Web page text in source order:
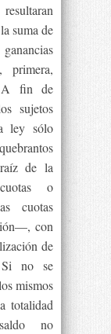
suma de
primera,
A fin de
sujetos
ley sólo
de la
o
cuotas
con
de
Si no se
mismos
totalidad
no